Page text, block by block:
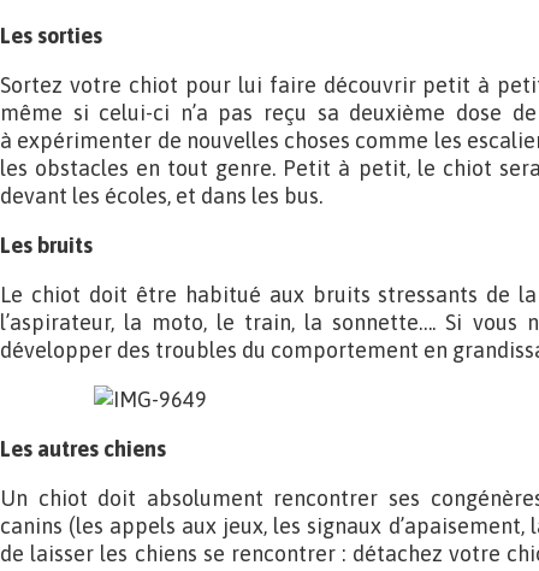
Les sorties
Sortez votre chiot pour lui faire découvrir petit à
même si celui-ci n’a pas reçu sa deuxième dose
à expérimenter de nouvelles choses comme les
les obstacles en tout genre. Petit à petit, le chiot
devant les écoles, et dans les bus.
Les bruits
Le chiot doit être habitué aux bruits stressants de
l’aspirateur, la moto, le train, la sonnette…. Si vous
développer des troubles du comportement en
Les autres chiens
Un chiot doit absolument rencontrer ses
canins (les appels aux jeux, les signaux d’apaisement,
de laisser les chiens se rencontrer : détachez votre